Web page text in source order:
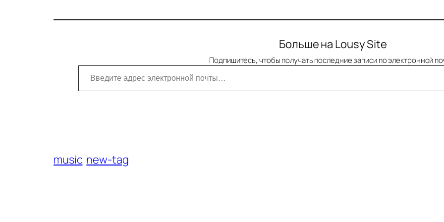
Больше на Lousy Site
Подпишитесь, чтобы получать последние записи по электронной
Введите адрес электронной почты…
music new-tag